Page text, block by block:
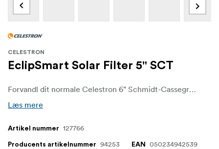
CELESTRON
EclipSmart Solar Filter 5" SCT
Forvandl dit normale Celestron 6" Schmidt-Cassegrain-teleskop eller 8″ SCT/EdgeHD til et SAFE solteleskop med gult lys.
Læs mere
Artikel nummer 127766
Producents artikelnummer 94253 EAN 050234942539